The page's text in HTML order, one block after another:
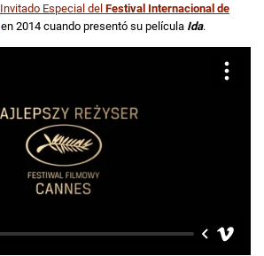
Invitado Especial del Festival Internacional de
en 2014 cuando presentó su película Ida.